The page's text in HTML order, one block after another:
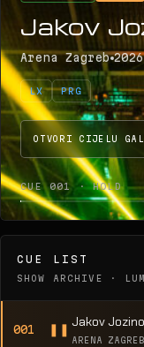
Jakov
Arena Zagreb 2026
LX PRG
OTVORI CIJELU
CUE 001 · HOLD
CUE LIST
SHOW ARCHIVE ·
001 ❚❚ Jakov
ARENA